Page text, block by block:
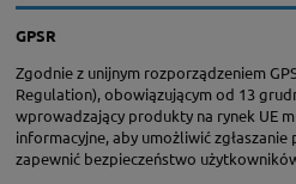
GPSR
Zgodnie z unijnym rozporządzeniem
Regulation), obowiązującym od 13
wprowadzający produkty na rynek UE
informacyjne, aby umożliwić
zapewnić bezpieczeństwo